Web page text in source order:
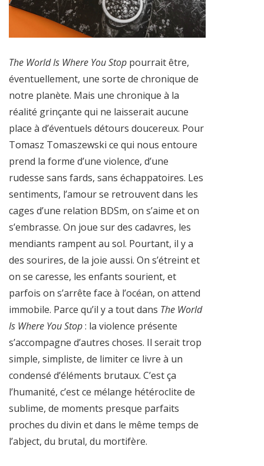
The World Is Where You Stop pourrait être,
éventuellement, une sorte de chronique de
notre planète. Mais une chronique à la
réalité grinçante qui ne laisserait aucune
place à d’éventuels détours doucereux. Pour
Tomasz Tomaszewski ce qui nous entoure
prend la forme d’une violence, d’une
rudesse sans fards, sans échappatoires. Les
sentiments, l’amour se retrouvent dans les
cages d’une relation BDSm, on s’aime et on
s’embrasse. On joue sur des cadavres, les
mendiants rampent au sol. Pourtant, il y a
des sourires, de la joie aussi. On s’étreint et
on se caresse, les enfants sourient, et
parfois on s’arrête face à l’océan, on attend
immobile. Parce qu’il y a tout dans The World
Is Where You Stop: la violence présente
s’accompagne d’autres choses. Il serait trop
simple, simpliste, de limiter ce livre à un
condensé d’éléments brutaux. C’est ça
l’humanité, c’est ce mélange hétéroclite de
sublime, de moments presque parfaits
proches du divin et dans le même temps de
l’abject, du brutal, du mortifère.